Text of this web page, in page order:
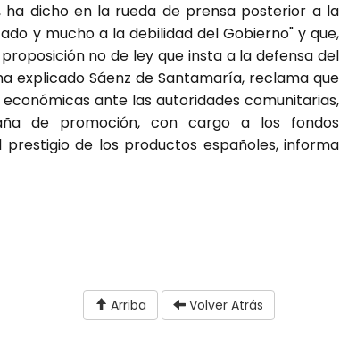
ha dicho en la rueda de prensa posterior a la
y mucho a la debilidad del Gobierno" y que,
no de ley que insta a la defensa del
explicado Sáenz de Santamaría, reclama que
económicas ante las autoridades comunitarias,
de promoción, con cargo a los fondos
de los productos españoles, informa
Arriba Volver Atrás